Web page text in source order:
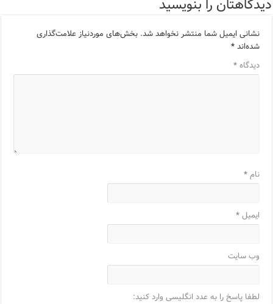
دیدگاهتان را بنویسید
نشانی ایمیل شما منتشر نخواهد شد. بخش‌های موردنیاز علامت‌گذاری
شده‌اند*
دیدگاه*
نام*
ایمیل*
وب‌ سایت
لطفا پاسخ را به عدد انگلیسی وارد کنید: